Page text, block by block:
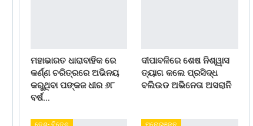
ମହାଭାରତ ଧାରାବାହିକ ରେ
କର୍ଣ୍ଣ ଚରିତ୍ରରେ ଅଭିନୟ
କରୁଥିବା ପଙ୍କଜ ଧୀର ୬୮
ବର୍ଷ…
ଦୀପାବଳିରେ ଶେଷ ନିଶ୍ୱାସ
ତ୍ୟାଗ କଲେ ପ୍ରସିଦ୍ଧ
ବଲିଉଡ ଅଭିନେତା ଅସରାନି